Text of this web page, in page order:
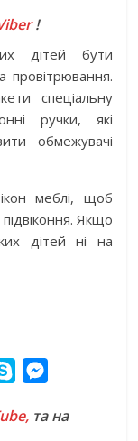
!
дітей бути
провітрювання.
спеціальну
ручки, які
обмежувачі
меблі, щоб
Якщо
дітей ні на
y
s
та на